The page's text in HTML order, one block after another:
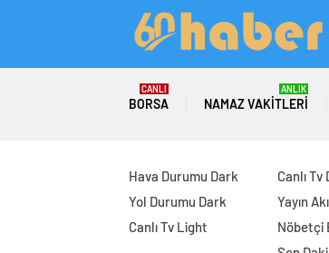
BORSA
CANLI
NAMAZ VAKITLERI
ANLIK
Hava Durumu Dark
Yol Durumu Dark
Canlı Tv Light
Canlı Tv
Yayın
Nöbetçi